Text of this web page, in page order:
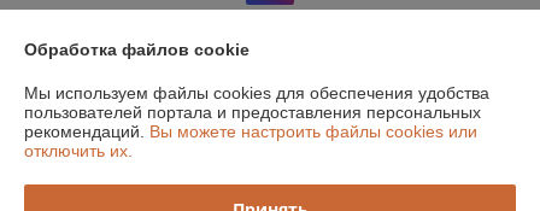
Юридическое лицо:Общество с дополнительной отвественностью
"Атон классик"
220131, г. Минск, 1й Измайловский пер, 51, ком.1
Регистрационный номер ЕГР: 190516319
Обработка файлов cookie
Мы используем файлы cookies для обеспечения удобства
пользователей портала и предоставления персональных
рекомендаций. Вы можете настроить файлы cookies или
отключить их.